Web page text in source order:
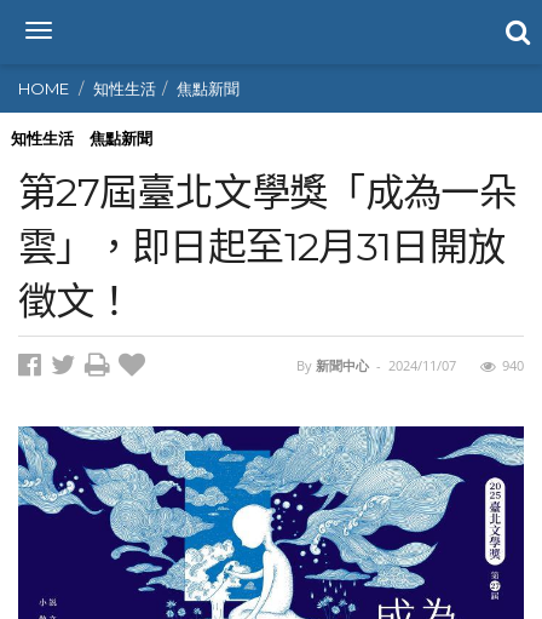
T
g
g
l
n
a
v
i
g
a
t
HOME 知性生活 焦點新聞
知性生活 焦點新聞
第27屆臺北文學獎「成為一朵
雲」，即日起至12月31日開放
徵文！
By 新聞中心 - 2024/11/07 940